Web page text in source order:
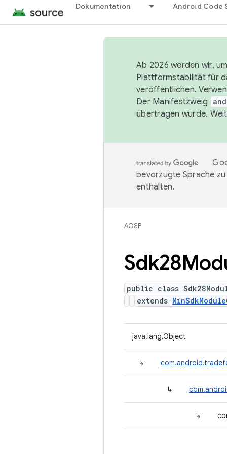
Dokumentation Android Code
Ab 2026 werden wir,
Plattformstabilität für
veröffentlichen.
Der Manifestzweig
übertragen wurde.
bevorzugte Sprache
enthalten.
AOSP
public class
extends
java.lang.Object
↳
↳
↳